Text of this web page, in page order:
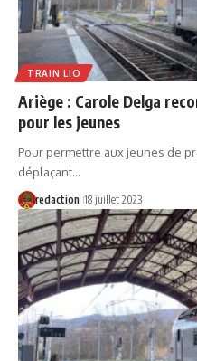
TRAIN LIO
Ariège : Carole Delga
pour les jeunes
Pour permettre aux jeunes de
déplaçant…
redaction 18 juillet 2023